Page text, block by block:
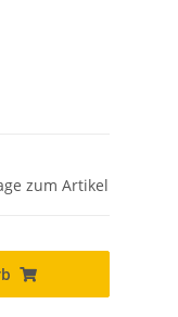
zum Artikel